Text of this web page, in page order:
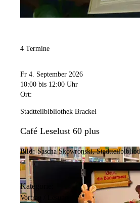
4 Termine
Fr 4. September 2026
10:00 bis 12:00 Uhr
Ort:
Stadtteilbibliothek Brackel
Café Leselust 60 plus
Bild: Sascha Skowronski,
Kategorie:
Vortrag / Lesung